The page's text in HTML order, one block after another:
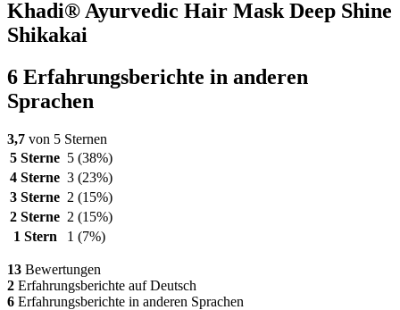
Khadi® Ayurvedic Hair Mask Deep Shine
Shikakai
6 Erfahrungsberichte in anderen
Sprachen
3,7 von 5 Sternen
5 Sterne 5 (38%)
4 Sterne 3 (23%)
3 Sterne 2 (15%)
2 Sterne 2 (15%)
1 Stern
1 (7%)
13 Bewertungen
2 Erfahrungsberichte auf Deutsch
6 Erfahrungsberichte in anderen Sprachen